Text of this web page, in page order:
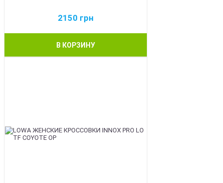
2150 грн
В КОРЗИНУ